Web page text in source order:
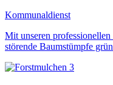
Kommunaldienst
Mit unseren
störende Baumstümpfe